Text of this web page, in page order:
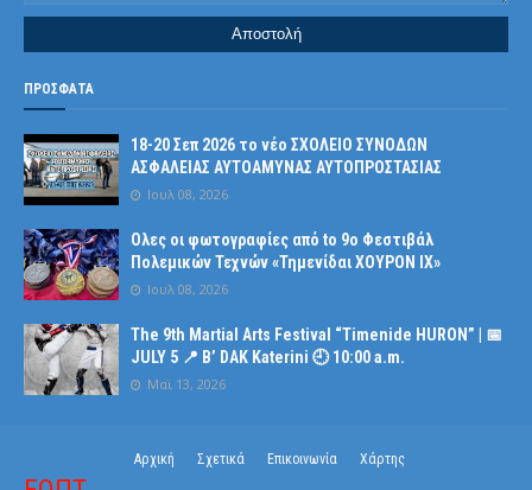
ΠΡΟΣΦΑΤΑ
18-20 Σεπ 2026 το νέο ΣΧΟΛΕΙΟ ΣΥΝΟΔΩΝ
ΑΣΦΑΛΕΙΑΣ ΑΥΤΟΑΜΥΝΑΣ ΑΥΤΟΠΡΟΣΤΑΣΙΑΣ
Ιουλ 08, 2026
Ολες οι φωτογραφίες από tο 9ο Φεστιβάλ
Πολεμικών Τεχνών «Τημενίδαι ΧΟΥΡΟΝ ΙΧ»
Ιουλ 08, 2026
The 9th Martial Arts Festival “Timenide HURON” | 📅
JULY 5 📍 B’ DAK Katerini 🕘 10:00 a.m.
Μαϊ 13, 2026
Αρχική Σχετικά Επικοινωνία Χάρτης